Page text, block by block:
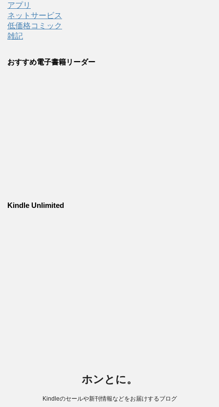
アプリ
ネットサービス
低価格コミック
雑記
おすすめ電子書籍リーダー
Kindle Unlimited
ホンとに。
Kindleのセールや新刊情報などをお届けするブログ